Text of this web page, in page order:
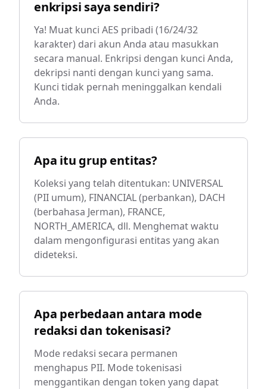
enkripsi saya sendiri?
Ya! Muat kunci AES pribadi (16/24/32
karakter) dari akun Anda atau masukkan
secara manual. Enkripsi dengan kunci Anda,
dekripsi nanti dengan kunci yang sama.
Kunci tidak pernah meninggalkan kendali
Anda.
Apa itu grup entitas?
Koleksi yang telah ditentukan: UNIVERSAL
(PII umum), FINANCIAL (perbankan), DACH
(berbahasa Jerman), FRANCE,
NORTH_AMERICA, dll. Menghemat waktu
dalam mengonfigurasi entitas yang akan
dideteksi.
Apa perbedaan antara mode
redaksi dan tokenisasi?
Mode redaksi secara permanen
menghapus PII. Mode tokenisasi
menggantikan dengan token yang dapat